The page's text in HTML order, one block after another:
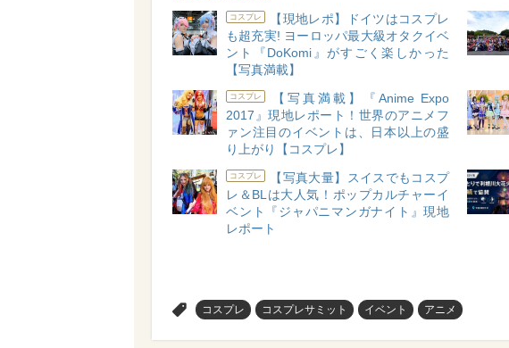
コスプレ
【現地レポ】ドイツはコスプレ
も超充実! ヨーロッパ最大級オタクイベ
ント『DoKomi』がすごく楽しかった
【写真満載】
コスプレ
【写真満載】『Anime Expo
2017』現地レポート！世界のアニメフ
ァン注目のイベントは、日本以上の盛
り上がり【コスプレ】
コスプレ
【写真大量】スイスでもコスプ
レ＆BLは大人気！ポップカルチャーイ
ベント『ジャパニマンガナイト』現地
レポート
コスプレ コスプレサミット イベント アニメ